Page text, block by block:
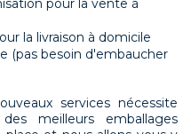
pour la vente à
la livraison à domicile
(pas besoin d'embaucher
services nécessite
meilleurs emballages